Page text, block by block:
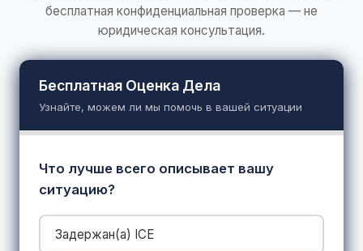
бесплатная конфиденциальная проверка — не
юридическая консультация.
Бесплатная Оценка Дела
Узнайте, можем ли мы помочь в вашей ситуации
Что лучше всего описывает вашу
ситуацию?
Задержан(a) ICE